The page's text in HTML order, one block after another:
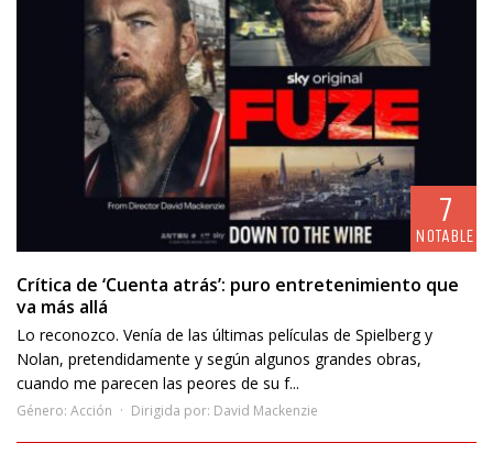
7
NOTABLE
Crítica de ‘Cuenta atrás’: puro entretenimiento que
va más allá
Lo reconozco. Venía de las últimas películas de Spielberg y
Nolan, pretendidamente y según algunos grandes obras,
cuando me parecen las peores de su f...
Género: Acción Dirigida por: David Mackenzie